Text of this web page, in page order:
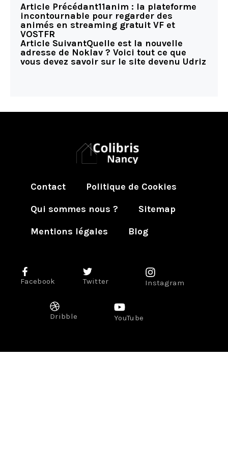
Article Précédant11anim : la plateforme
incontournable pour regarder des
animés en streaming gratuit VF et
VOSTFR
Article SuivantQuelle est la nouvelle
adresse de Noklav ? Voici tout ce que
vous devez savoir sur le site devenu Udriz
Contact
Politique de Cookies
Qui sommes nous ?
Sitemap
Mentions légales
Blog
Facebook Twitter Instagram
Dribble YouTube